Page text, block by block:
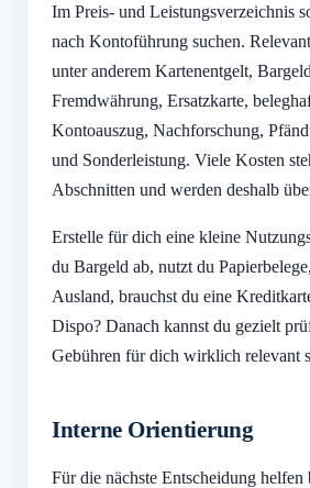
Im Preis- und Leistungsverzeichnis
nach Kontoführung suchen.
unter anderem Kartenentgelt,
Fremdwährung, Ersatzkarte,
Kontoauszug, Nachforschung,
und Sonderleistung. Viele Kosten
Abschnitten und werden deshalb
Erstelle für dich eine kleine
du Bargeld ab, nutzt du
Ausland, brauchst du eine
Dispo? Danach kannst du gezielt
Gebühren für dich wirklich relevant
Interne Orientierung
Für die nächste Entscheidung helfen